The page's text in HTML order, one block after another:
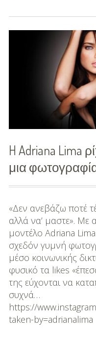
Διασκέδαση
Βαπτίσεις
Σπίτι
Παιδικό Δωμάτιο
DIY
Διατροφή-Συνταγές
Συνταγές
Συμβουλές
Διατροφής
Υγεία – Ψυχολογία
H Adriana Lima
μια
«Δεν ανεβάζω ποτέ
αλλά να’ μαστε». Με
μοντέλο Adriana
σχεδόν γυμνή
μέσο κοινωνικής
φυσικό τα likes
της εύχονται να
συχνά…
https://
taken-by=adrianalima